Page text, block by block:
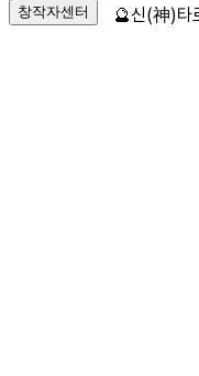
창작자센터 🔮신(神)타